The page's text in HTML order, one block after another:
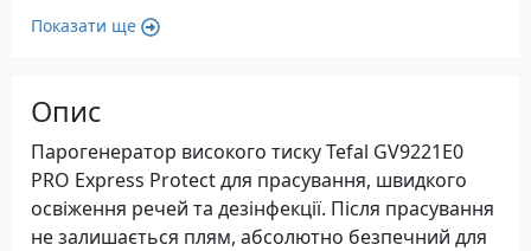
Показати ще
Опис
Парогенератор високого тиску Tefal GV9221E0
PRO Express Protect для прасування, швидкого
освіження речей та дезінфекції. Після прасування
не залишається плям, абсолютно безпечний для